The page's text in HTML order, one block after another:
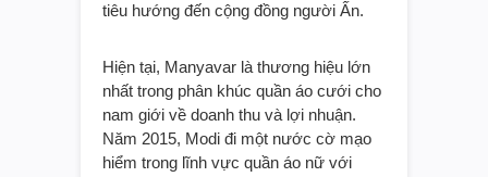
tiêu hướng đến cộng đồng người Ấn.
Hiện tại, Manyavar là thương hiệu lớn
nhất trong phân khúc quần áo cưới cho
nam giới về doanh thu và lợi nhuận.
Năm 2015, Modi đi một nước cờ mạo
hiểm trong lĩnh vực quần áo nữ với